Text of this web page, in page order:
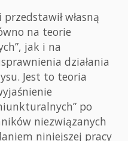
własną
na teorie
jak i na
działania
Jest to teoria
po
niezwiązanych
niniejszej pracy